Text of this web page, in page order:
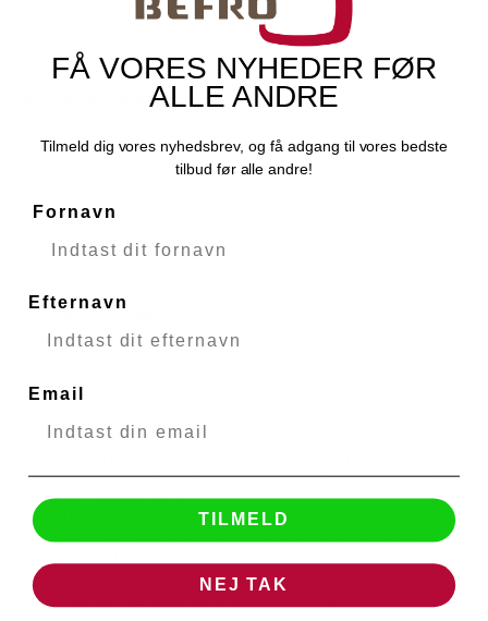
BlackVue DR650GW-2CH
3-5 hverdage (Fjernlager)
1.599,00 DKK
VIS PRODUKT
Hvorfor vælge en SKG massager?
teknologier for at give dig en effektiv og behagelig
massageoplevelse.
Brugervenligt design: Mange af deres produkter er
designet til at være lette at bruge og transportere.
velvære og hjælpe dig med at lindre fysiske
Kvalitet og holdbarhed:SKG er kendt for at
FÅ VORES NYHEDER FØR
ALLE ANDRE
Tilmeld dig vores nyhedsbrev, og få adgang til vores bedste
tilbud før alle andre!
Fornavn
Efternavn
Email
TILMELD
NEJ TAK